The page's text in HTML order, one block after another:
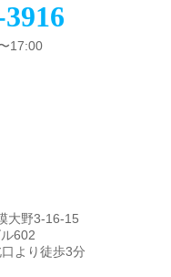
17:00
大野3-16-15
602
より徒歩3分